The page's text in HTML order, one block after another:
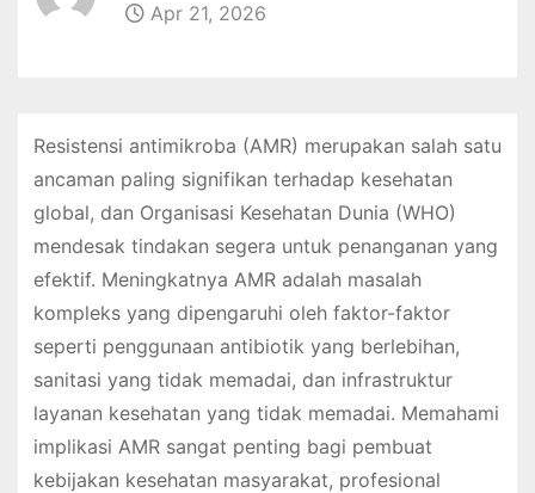
Apr 21, 2026
Resistensi antimikroba (AMR) merupakan salah satu
ancaman paling signifikan terhadap kesehatan
global, dan Organisasi Kesehatan Dunia (WHO)
mendesak tindakan segera untuk penanganan yang
efektif. Meningkatnya AMR adalah masalah
kompleks yang dipengaruhi oleh faktor-faktor
seperti penggunaan antibiotik yang berlebihan,
sanitasi yang tidak memadai, dan infrastruktur
layanan kesehatan yang tidak memadai. Memahami
implikasi AMR sangat penting bagi pembuat
kebijakan kesehatan masyarakat, profesional